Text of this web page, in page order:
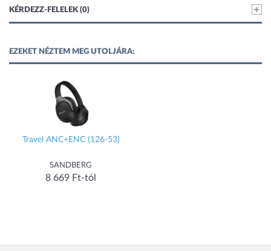
KÉRDEZZ-FELELEK (0)
EZEKET NÉZTEM MEG UTOLJÁRA:
Travel ANC+ENC (126-53)
SANDBERG
8 669 Ft-tól